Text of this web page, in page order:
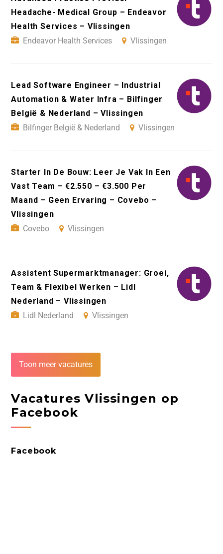
Headache- Medical Group – Endeavor
Health Services – Vlissingen
Endeavor Health Services
Vlissingen
Lead Software Engineer – Industrial
Automation & Water Infra – Bilfinger
België & Nederland – Vlissingen
Bilfinger België & Nederland
Vlissingen
Starter In De Bouw: Leer Je Vak In Een
Vast Team – €2.550 – €3.500 Per
Maand – Geen Ervaring – Covebo –
Vlissingen
Covebo
Vlissingen
Assistent Supermarktmanager: Groei,
Team & Flexibel Werken – Lidl
Nederland – Vlissingen
Lidl Nederland
Vlissingen
Toon meer vacatures
Vacatures Vlissingen op
Facebook
Facebook